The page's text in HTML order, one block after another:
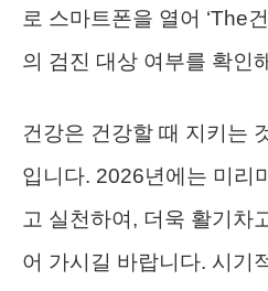
로 스마트폰을 열어 ‘The
의 검진 대상 여부를 확인
건강은 건강할 때 지키는
입니다. 2026년에는 미리
고 실천하여, 더욱 활기차
어 가시길 바랍니다. 시기